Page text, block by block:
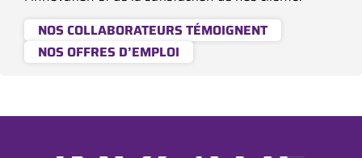
NOS COLLABORATEURS TÉMOIGNENT
NOS OFFRES D’EMPLOI